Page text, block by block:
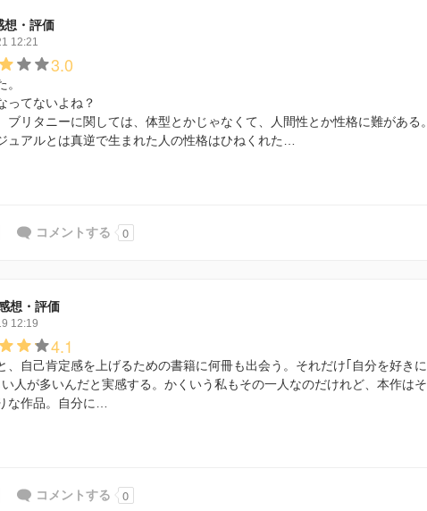
・評価
12:21
3.0
ってないよね？
ブリタニーに関しては、体型とかじゃなくて、人間性とか性格に難がある。
ュアルとは真逆で生まれた人の性格はひねくれた…
コメントする 0
想・評価
12:19
4.1
、自己肯定感を上げるための書籍に何冊も出会う。それだけ｢自分を好きに
人が多いんだと実感する。かくいう私もその一人なのだけれど、本作はそ
な作品。自分に…
コメントする 0